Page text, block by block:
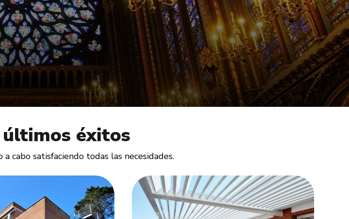
éxitos
cabo satisfaciendo todas las necesidades.